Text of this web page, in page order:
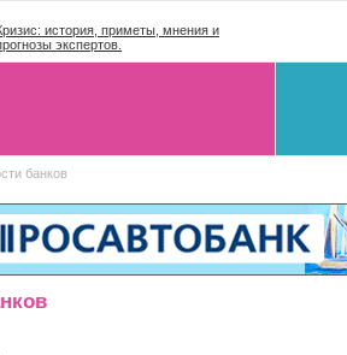
история, приметы, мнения и
экспертов.
банков